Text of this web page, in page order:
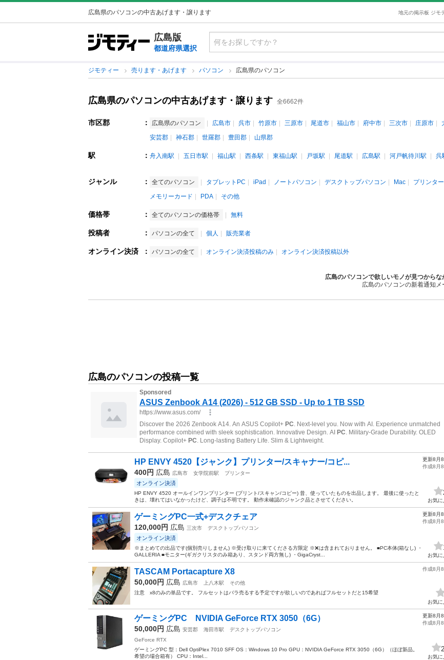
広島県のパソコンの中古あげます・譲ります 地元の掲示板 ジモ
広島版
都道府県選択
ジモティー 売ります・あげます パソコン 広島県のパソコン
広島県のパソコンの中古あげます・譲ります 全6662件
市区郡 ： 広島県のパソコン 広島市 呉市 竹原市 三原市 尾道市 福山市 府中市 三次市 庄原市
安芸郡
神石郡 世羅郡 豊田郡 山県郡
駅 ： 舟入南駅 五日市駅 福山駅 西条駅 東福山駅 戸坂駅 尾道駅 広島駅 河戸帆待川駅
呉
ジャンル ： 全てのパソコン タブレットPC iPad ノートパソコン デスクトップパソコン Mac プリンター
メモリーカード
PDA その他
価格帯 ： 全てのパソコンの価格帯 無料
投稿者 ： パソコンの全て 個人 販売業者
オンライン決済 ： パソコンの全て オンライン決済投稿のみ オンライン決済投稿以外
広島のパソコンで欲しいモノが見つからな
広島のパソコンの新着通知メ
広島のパソコンの投稿一覧
HP ENVY 4520【ジャンク】プリンター/スキャナー/コピ...
400円 広島 広島市 女学院前駅 プリンター
オンライン決済
HP ENVY 4520 オールインワンプリンター (プリント/スキャン/コピー) 昔、使っていたものを出品します。 最後に使ったと
きは、壊れてはいなかったけど、調子は不明です。 動作未確認のジャンク品とさせてください。
更新8月8
作成8月8
お気に
ゲーミングPC一式+デスクチェア
120,000円 広島 三次市 デスクトップパソコン
オンライン決済
※まとめての出品です(個別売りしません) ※受け取りに来てくださる方限定 ※❌は含まれておりません。 ■PC本体(箱なし) ・
GALLERIA ■モニター(ギガクリスタのみ箱あり、スタンド両方無し) ・GigaCryst...
更新8月8
作成8月8
お気に
TASCAM Portacapture X8
50,000円 広島 広島市 上八木駅
その他
注意 x8のみの単品です。 フルセットはバラ売るする予定ですが欲しいのであればフルセットだと15希望
作成8月8
お気に
ゲーミングPC NVIDIA GeForce RTX 3050（6G）
50,000円 広島 安芸郡 海田市駅
デスクトップパソコン
GeForce RTX
ゲーミングPC 型：Dell OptiPlex 7010 SFF OS：Windows 10 Pro GPU：NVIDIA GeForce RTX 3050（6G）（ほぼ新品。
希望の場合箱有） CPU：Intel...
更新8月8
作成8月8
お気に